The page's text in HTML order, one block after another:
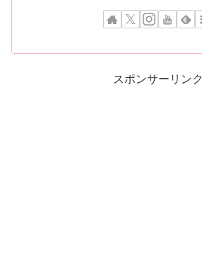
スポンサーリンク